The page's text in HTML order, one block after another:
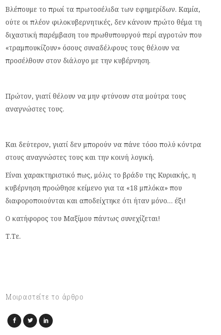
Βλέπουμε το πρωί τα πρωτοσέλιδα των εφημερίδων. Καμία,
ούτε οι πλέον φιλοκυβερνητικές, δεν κάνουν πρώτο θέμα τη
διχαστική παρέμβαση του πρωθυπουργού περί αγροτών που
«τραμπουκίζουν» όσους συναδέλφους τους θέλουν να
προσέλθουν στον διάλογο με την κυβέρνηση.
Πρώτον, γιατί θέλουν να μην φτύνουν στα μούτρα τους
αναγνώστες τους.
Και δεύτερον, γιατί δεν μπορούν να πάνε τόσο πολύ κόντρα
στους αναγνώστες τους και την κοινή λογική.
Είναι χαρακτηριστικό πως, μόλις το βράδυ της Κυριακής, η
κυβέρνηση προώθησε κείμενο για τα «18 μπλόκα» που
διαφοροποιούνται και αποδείχτηκε ότι ήταν μόνο… έξι!
Ο κατήφορος του Μαξίμου πάντως συνεχίζεται!
Τ.Τε.
Μοιραστείτε το άρθρο